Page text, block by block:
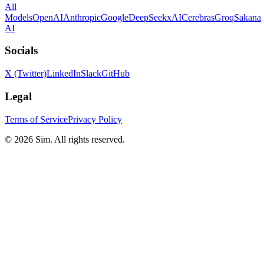
All
ModelsOpenAIAnthropicGoogleDeepSeekxAICerebrasGroqSakana
AI
Socials
X (Twitter)LinkedInSlackGitHub
Legal
Terms of ServicePrivacy Policy
© 2026 Sim. All rights reserved.